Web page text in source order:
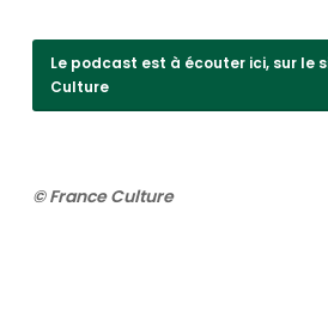
Le podcast est à écouter ici, sur le
Culture
© France Culture